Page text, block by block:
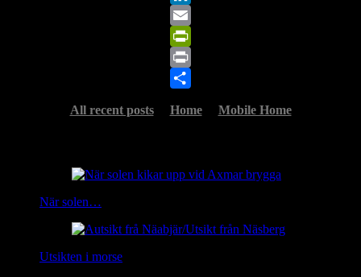
LinkedIn
Email
PrintFriendly
Print
All recent posts
Home Mobile Home
När solen…
Utsikten i morse